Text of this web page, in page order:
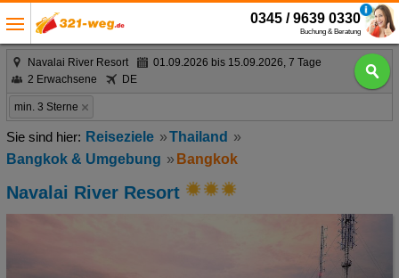
0345 / 9639 0330
Buchung & Beratung
Navalai River Resort
01.09.2026 bis 15.09.2026, 7 Tage
2 Erwachsene
DE
min. 3 Sterne
Reiseziele
Thailand
Bangkok & Umgebung
Bangkok
Navalai River Resort